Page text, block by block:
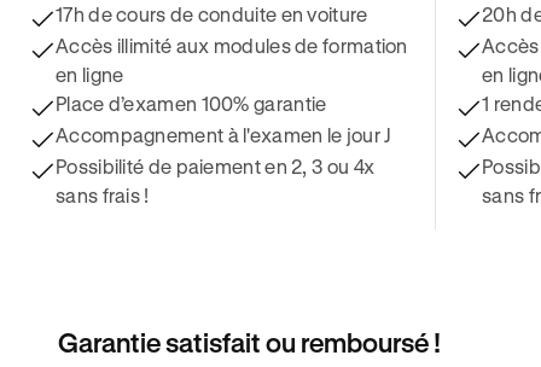
17h de cours de conduite en voiture
Accès illimité aux modules de formation
en ligne
Place d’examen 100% garantie
Accompagnement à l'examen le jour J
Possibilité de paiement en 2, 3 ou 4x
sans frais !
20h
en
1
sans
Garantie satisfait ou remboursé !